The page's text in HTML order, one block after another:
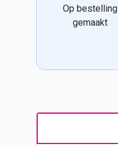
Op bestelling
gemaakt